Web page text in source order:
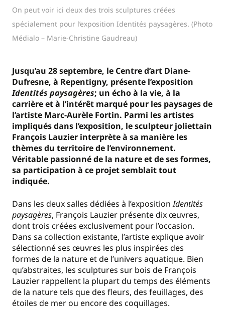
On peut voir ici deux des trois sculptures créées
spécialement pour l’exposition Identités paysagères. (Photo
Médialo – Marie-Christine Gaudreau)
Jusqu’au 28 septembre, le Centre d’art Diane-
Dufresne, à Repentigny, présente l’exposition
Identités paysagères; un écho à la vie, à la
carrière et à l’intérêt marqué pour les paysages de
l’artiste Marc-Aurèle Fortin. Parmi les artistes
impliqués dans l’exposition, le sculpteur joliettain
François Lauzier interprète à sa manière les
thèmes du territoire de l’environnement.
Véritable passionné de la nature et de ses formes,
sa participation à ce projet semblait tout
indiquée.
Dans les deux salles dédiées à l’expositionIdentités
paysagères, François Lauzier présente dix œuvres,
dont trois créées exclusivement pour l’occasion.
Dans sa collection existante, l’artiste explique avoir
sélectionné ses œuvres les plus inspirées des
formes de la nature et de l’univers aquatique. Bien
qu’abstraites, les sculptures sur bois de François
Lauzier rappellent la plupart du temps des éléments
de la nature tels que des fleurs, des feuillages, des
étoiles de mer ou encore des coquillages.